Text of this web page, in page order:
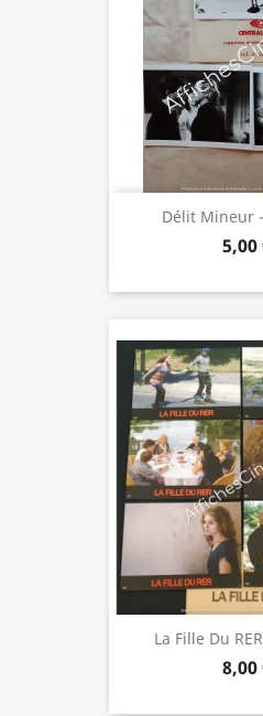
Délit Mineur
5,00
La Fille Du
8,00